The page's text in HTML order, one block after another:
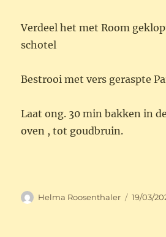
Verdeel het met Room
schotel
Bestrooi met vers geraspte
Laat ong. 30 min bakken in
oven , tot goudbruin.
Auteur
Helma Roosenthaler 19/03/